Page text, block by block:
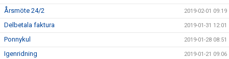
Årsmöte 24/2 2019-02-01 09:19
Delbetala faktura 2019-01-31 12:01
Ponnykul 2019-01-28 08:51
Igenridning 2019-01-21 09:06